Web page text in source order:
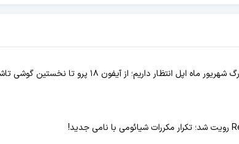
اپل انتظار داریم؛ از آیفون ۱۸ پرو تا نخستین گوشی تاشو!